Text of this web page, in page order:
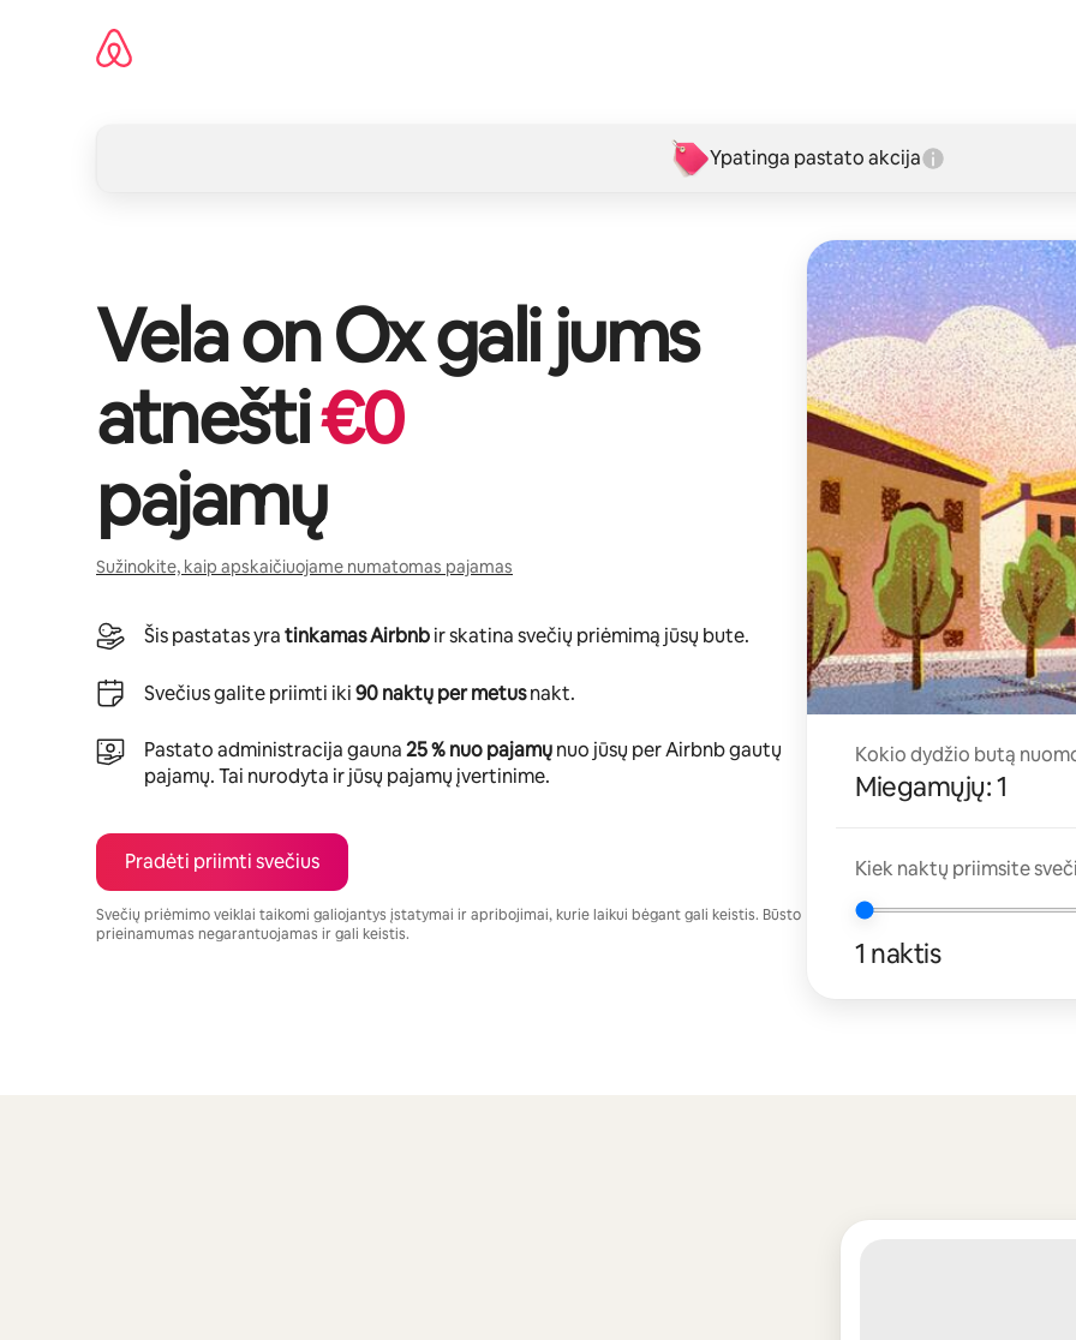
Ypatinga pastato akcija
Vela on Oxgali jums
atnešti€0
pajamų
Sužinokite, kaip apskaičiuojame numatomas pajamas
Šis pastatas yratinkamas Airbnbir skatina svečių priėmimą jūsų bute.
Svečius galite priimti iki90 naktų per metusnakt.
Pastato administracija gauna25 % nuo pajamųnuo jūsų per Airbnb gautų
pajamų. Tai nurodyta ir jūsų pajamų įvertinime.
Pradėti priimti svečius
Svečių priėmimo veiklai taikomi galiojantys įstatymai ir apribojimai, kurie laikui bėgant gali keistis. Būsto
prieinamumas negarantuojamas ir gali keistis.
Kokio dydžio butą
Miegamųjų: 1
Kiek naktų priimsite
1 naktis